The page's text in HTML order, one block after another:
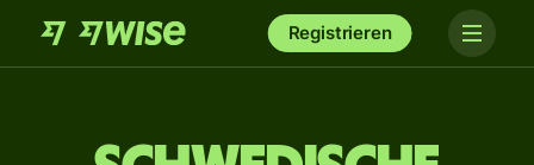
Registrieren